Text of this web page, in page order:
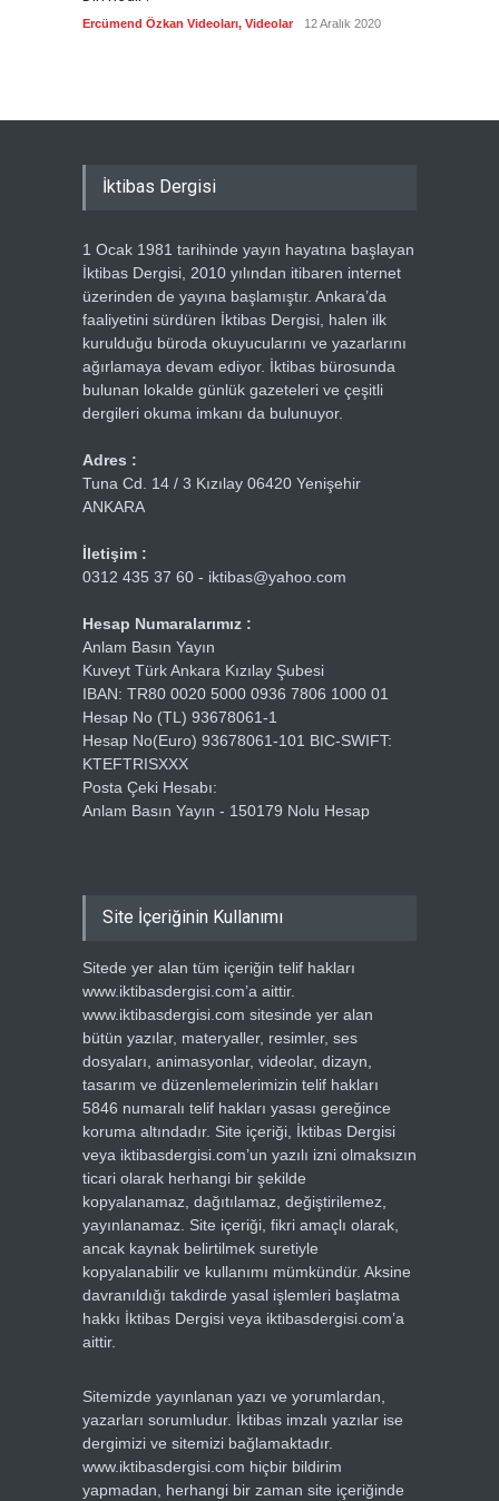
Ercümend Özkan Videoları, Videolar 12 Aralık 2020
İktibas Dergisi
1 Ocak 1981 tarihinde yayın hayatına başlayan
İktibas Dergisi, 2010 yılından itibaren internet
üzerinden de yayına başlamıştır. Ankara’da
faaliyetini sürdüren İktibas Dergisi, halen ilk
kurulduğu büroda okuyucularını ve yazarlarını
ağırlamaya devam ediyor. İktibas bürosunda
bulunan lokalde günlük gazeteleri ve çeşitli
dergileri okuma imkanı da bulunuyor.
Adres :
Tuna Cd. 14 / 3 Kızılay 06420 Yenişehir
ANKARA
İletişim :
0312 435 37 60 - iktibas@yahoo.com
Hesap Numaralarımız :
Anlam Basın Yayın
Kuveyt Türk Ankara Kızılay Şubesi
IBAN: TR80 0020 5000 0936 7806 1000 01
Hesap No (TL) 93678061-1
Hesap No(Euro) 93678061-101 BIC-SWIFT:
KTEFTRISXXX
Posta Çeki Hesabı:
Anlam Basın Yayın - 150179 Nolu Hesap
Site İçeriğinin Kullanımı
Sitede yer alan tüm içeriğin telif hakları
www.iktibasdergisi.com’a aittir.
www.iktibasdergisi.com sitesinde yer alan
bütün yazılar, materyaller, resimler, ses
dosyaları, animasyonlar, videolar, dizayn,
tasarım ve düzenlemelerimizin telif hakları
5846 numaralı telif hakları yasası gereğince
koruma altındadır. Site içeriği, İktibas Dergisi
veya iktibasdergisi.com’un yazılı izni olmaksızın
ticari olarak herhangi bir şekilde
kopyalanamaz, dağıtılamaz, değiştirilemez,
yayınlanamaz. Site içeriği, fikri amaçlı olarak,
ancak kaynak belirtilmek suretiyle
kopyalanabilir ve kullanımı mümkündür. Aksine
davranıldığı takdirde yasal işlemleri başlatma
hakkı İktibas Dergisi veya iktibasdergisi.com’a
aittir.
Sitemizde yayınlanan yazı ve yorumlardan,
yazarları sorumludur. İktibas imzalı yazılar ise
dergimizi ve sitemizi bağlamaktadır.
www.iktibasdergisi.com hiçbir bildirim
yapmadan, herhangi bir zaman site içeriğinde